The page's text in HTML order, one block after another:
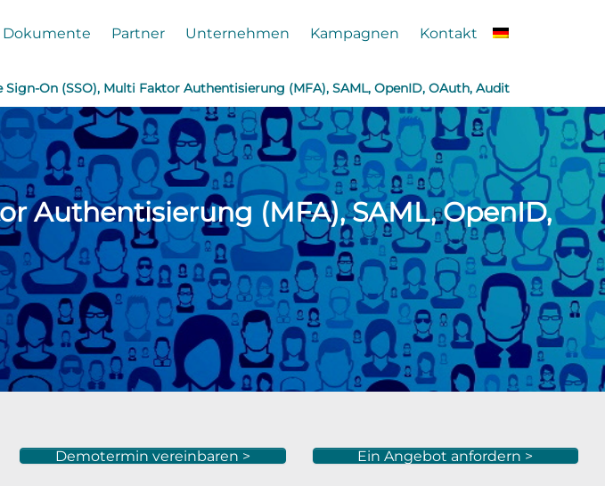
Dokumente Partner Unternehmen Kampagnen Kontakt
Sign-On (SSO), Multi Faktor Authentisierung (MFA), SAML, OpenID, OAuth, Audit
Authentisierung (MFA), SAML, OpenID,
Demotermin vereinbaren > Ein Angebot anfordern >